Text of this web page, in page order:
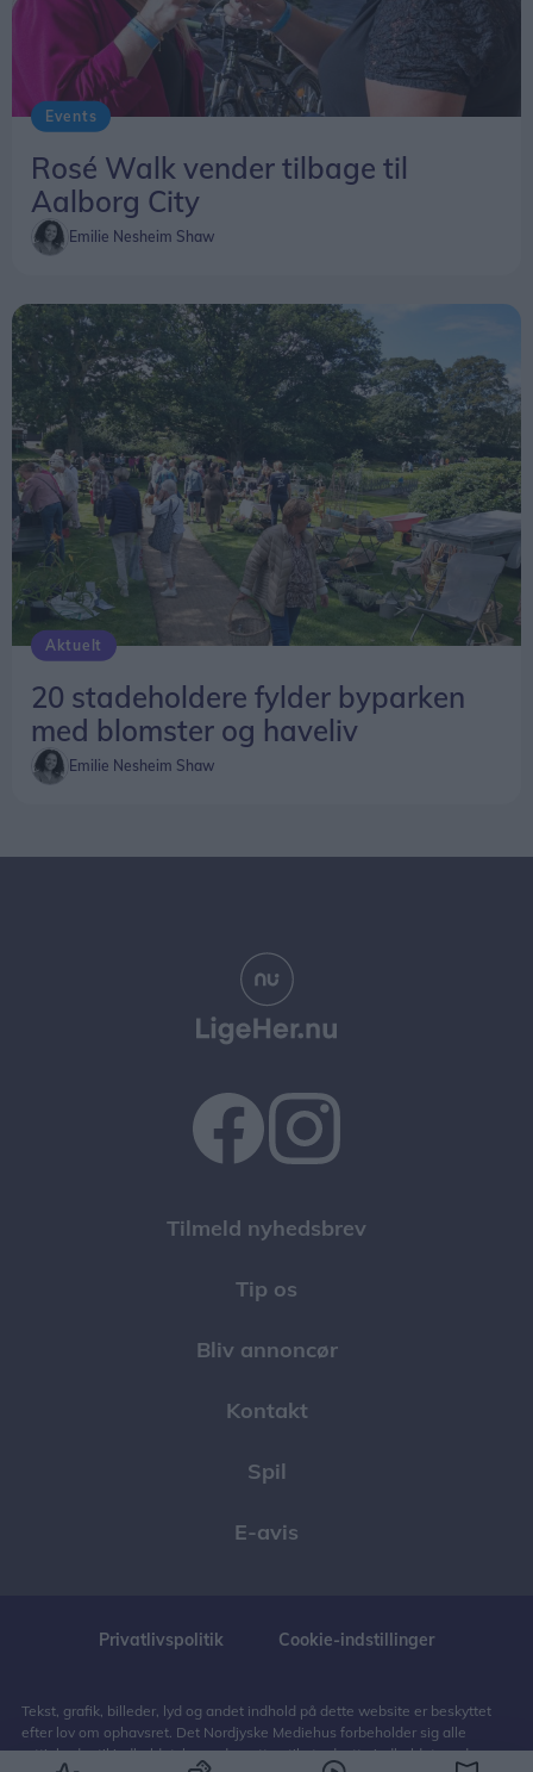
Events
Rosé Walk vender tilbage til
Aalborg City
Emilie Nesheim Shaw
Aktuelt
20 stadeholdere fylder byparken
med blomster og haveliv
Emilie Nesheim Shaw
Tilmeld nyhedsbrev
Tip os
Bliv annoncør
Kontakt
Spil
E-avis
Privatlivspolitik Cookie-indstillinger
Tekst, grafik, billeder, lyd og andet indhold på dette website er beskyttet
efter lov om ophavsret. Det Nordjyske Mediehus forbeholder sig alle
rettigheder til indholdet, herunder retten til at udnytte indholdet med